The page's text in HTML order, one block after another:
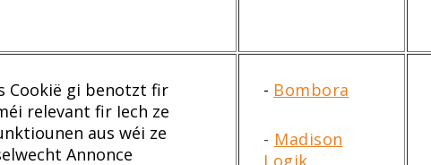
Cookië gi benotzt fir
relevant fir Iech ze
aus wéi ze
Annonce
- Bombora
- Madison